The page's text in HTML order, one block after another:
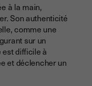
à la main,
Son authenticité
comme une
sur un
est difficile à
et déclencher un